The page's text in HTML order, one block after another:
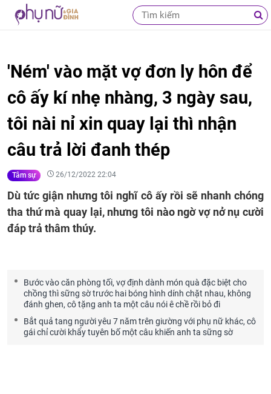
'Ném' vào mặt vợ đơn ly hôn để
cô ấy kí nhẹ nhàng, 3 ngày sau,
tôi nài nỉ xin quay lại thì nhận
câu trả lời đanh thép
Tâm sự 26/12/2022 22:04
Dù tức giận nhưng tôi nghĩ cô ấy rồi sẽ nhanh chóng
tha thứ mà quay lại, nhưng tôi nào ngờ vợ nở nụ cười
đáp trả thâm thúy.
Bước vào căn phòng tối, vợ định dành món quà đặc biệt cho
chồng thì sững sờ trước hai bóng hình dính chặt nhau, không
đánh ghen, cô tặng anh ta một câu nói ê chề rồi bỏ đi
Bắt quả tang người yêu 7 năm trên giường với phụ nữ khác, cô
gái chỉ cười khẩy tuyên bố một câu khiến anh ta sững sờ